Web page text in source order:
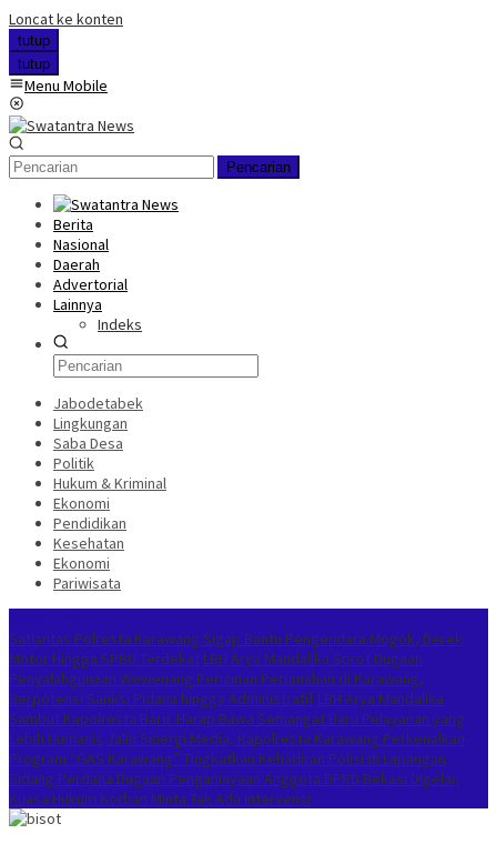
Loncat ke konten
tutup
tutup
Menu Mobile
Pencarian
Berita
Nasional
Daerah
Advertorial
Lainnya
Indeks
Jabodetabek
Lingkungan
Saba Desa
Politik
Hukum & Kriminal
Ekonomi
Pendidikan
Kesehatan
Ekonomi
Pariwisata
Satlantas Polresta Karawang Sigap Bantu Pengendara Mogok, Derek
Motor Hingga SPBU Terdekat LBH Arya Mandalika Sorot Dugaan
Penyalahgunaan Wewenang Perizinan Perumahan di Karawang,
Berpotensi Sanksi Pidana hingga Administratif LBH Arya Mandalika
Sambut Kapolresta Baru: Harap Bawa Semangat Baru Pelayanan yang
Lebih Humanis Jalin Sinergi Media, Kapolresta Karawang Perkenalkan
Program “GAS Karawang” Tingkatkan Kehadiran Polisi di Lapangan
Sidang Perdana Dugaan Penganiayaan Anggota DPRD Bekasi Digelar,
Kuasa Hukum Korban Minta Tak Ada Intervensi